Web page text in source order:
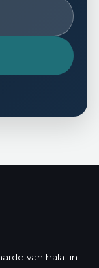
van halal in